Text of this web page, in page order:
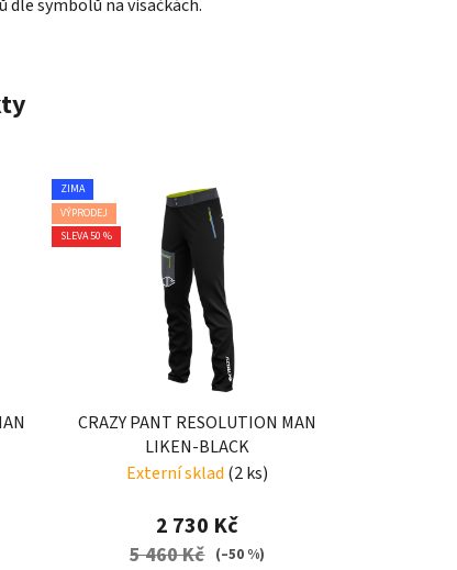
dle symbolů na visačkách.
ZIMA
VÝPRODEJ
SLEVA 50 %
CRAZY PANT RESOLUTION MAN
LIKEN-BLACK
Externí sklad (2 ks)
2 730 Kč
5 460 Kč (–50 %)